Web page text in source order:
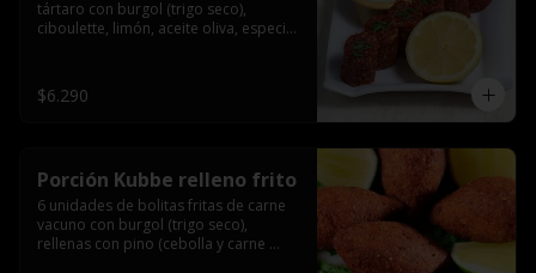
tártaro con burgol (trigo seco),
ciboulette, limón, aceite oliva, especia
$6.290
Porción Kubbe relleno frito
6 unidades de bolitas fritas de carne
vacuno con burgol (trigo seco),
rellenas con pino (cebolla y carne